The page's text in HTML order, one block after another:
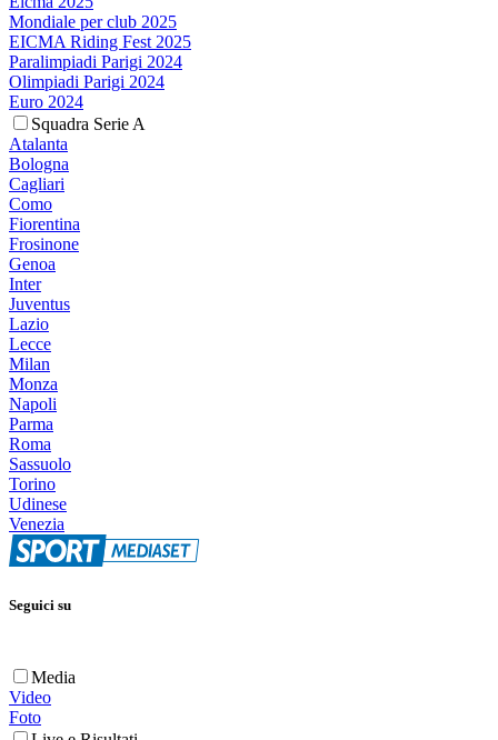
Mondiale per club 2025
EICMA Riding Fest 2025
Paralimpiadi Parigi 2024
Olimpiadi Parigi 2024
Euro 2024
Squadra Serie A
Atalanta
Bologna
Cagliari
Como
Fiorentina
Frosinone
Genoa
Inter
Juventus
Lazio
Lecce
Milan
Monza
Napoli
Parma
Roma
Sassuolo
Torino
Udinese
Venezia
Seguici su
Media
Video
Foto